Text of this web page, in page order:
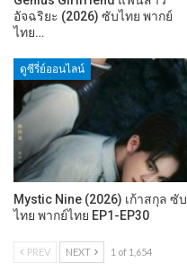
อัจฉริยะ (2026) ซับไทย พากย์
ไทย…
ดูซีรี่ย์ออนไลน์
Mystic Nine (2026) เก้าสกุล ซับ
ไทย พากย์ไทย EP1-EP30
PREV NEXT 1 of 1,654